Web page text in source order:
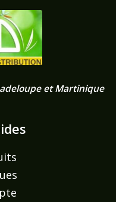
et Martinique